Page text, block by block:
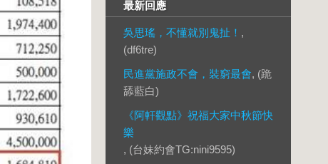
最新回應
吳思瑤，不懂就別鬼扯！ ,
(df6tre)
民進黨施政不會，裝窮最會, (跪
舔藍白)
《阿軒觀點》祝福大家中秋節快
樂
, (台妹約會TG:nini9595)